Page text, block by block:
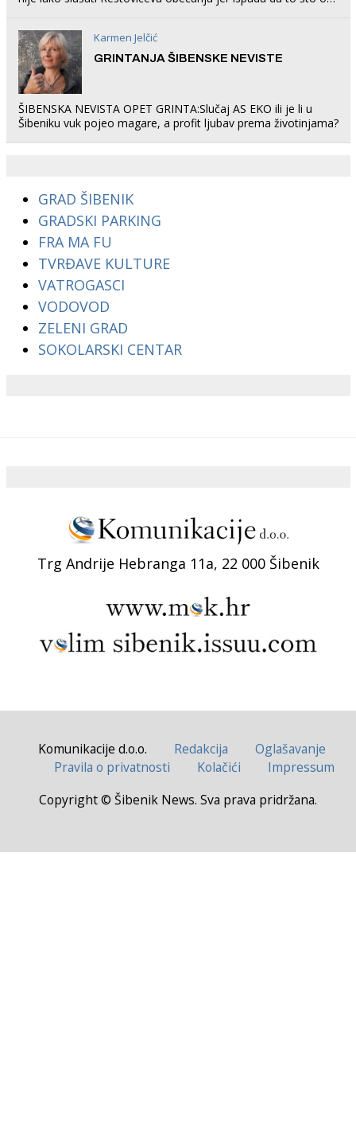
Karmen Jelčić
GRINTANJA ŠIBENSKE NEVISTE
ŠIBENSKA NEVISTA OPET GRINTA:Slučaj AS EKO ili je li u
Šibeniku vuk pojeo magare, a profit ljubav prema životinjama?
GRAD ŠIBENIK
GRADSKI PARKING
FRA MA FU
TVRĐAVE KULTURE
VATROGASCI
VODOVOD
ZELENI GRAD
SOKOLARSKI CENTAR
Trg Andrije Hebranga 11a, 22 000 Šibenik
Komunikacije d.o.o. Redakcija
Oglašavanje
Pravila o privatnosti
Kolačići
Impressum
Copyright © Šibenik News. Sva prava pridržana.